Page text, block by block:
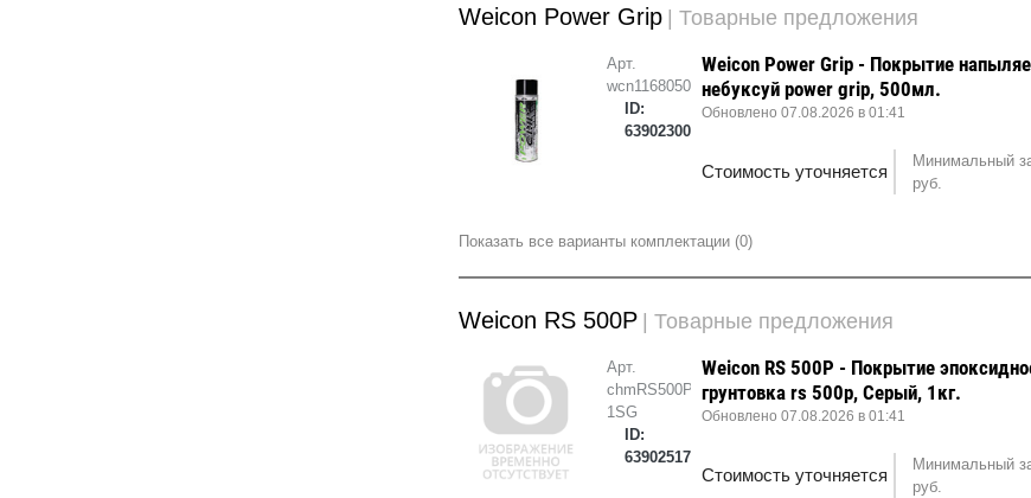
Weicon Power Grip | Товарные предложения
Арт.
wcn11680500
ID:
63902300
Weicon Power Grip - Покрытие
небуксуй power grip, 500мл.
Обновлено 07.08.2026 в 01:41
Стоимость уточняется
Минимальный
руб.
Показать все варианты комплектации (0)
Weicon RS 500P | Товарные предложения
Арт.
chmRS500P-
1SG
ID:
63902517
Weicon RS 500P - Покрытие
грунтовка rs 500p, Серый, 1кг.
Обновлено 07.08.2026 в 01:41
Стоимость уточняется
Минимальный
руб.